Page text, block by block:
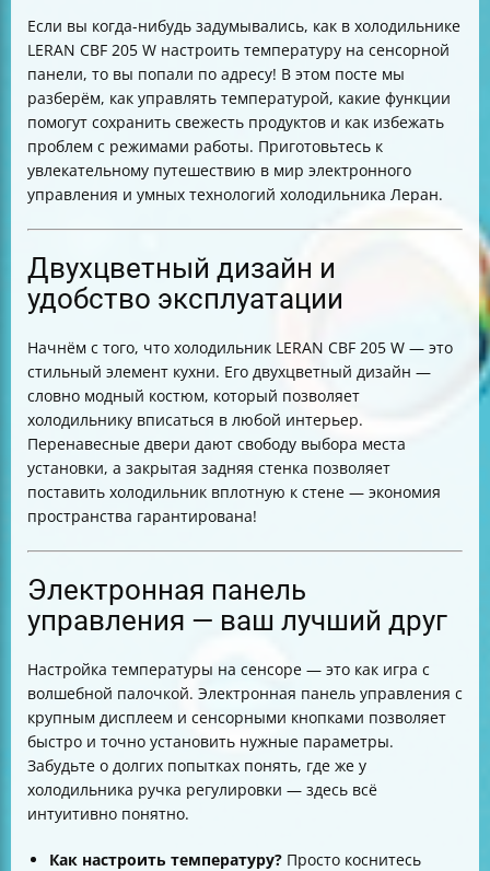
Режимы работы холодильника LERAN CBF 205 W
Почему холодильник сам переключается на режим
«Отпуск» и как это исправить
Как проверить работу сенсоров температуры
Советы по самостоятельной диагностике и
эксплуатации
Итог
Если вы когда-нибудь задумывались, как в холодильнике
LERAN CBF 205 W настроить температуру на сенсорной
панели, то вы попали по адресу! В этом посте мы
разберём, как управлять температурой, какие функции
помогут сохранить свежесть продуктов и как избежать
проблем с режимами работы. Приготовьтесь к
увлекательному путешествию в мир электронного
управления и умных технологий холодильника Леран.
Двухцветный дизайн и
удобство эксплуатации
Начнём с того, что холодильник LERAN CBF 205 W — это
стильный элемент кухни. Его двухцветный дизайн —
словно модный костюм, который позволяет
холодильнику вписаться в любой интерьер.
Перенавесные двери дают свободу выбора места
установки, а закрытая задняя стенка позволяет
поставить холодильник вплотную к стене — экономия
пространства гарантирована!
Электронная панель
управления — ваш лучший друг
Настройка температуры на сенсоре — это как игра с
волшебной палочкой. Электронная панель управления с
крупным дисплеем и сенсорными кнопками позволяет
быстро и точно установить нужные параметры.
Забудьте о долгих попытках понять, где же у
холодильника ручка регулировки — здесь всё
интуитивно понятно.
Как настроить температуру? Просто коснитесь